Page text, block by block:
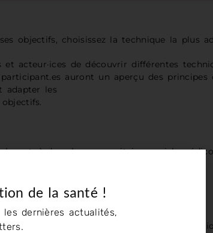
objectifs, choisissez la technique la plus
et acteur·ices de découvrir différentes
auront un aperçu des principes
adapter les
etc.) des champs sanitaire, social,
d’un financement de l’ARS PACA,
de la santé !
dernières actualités,